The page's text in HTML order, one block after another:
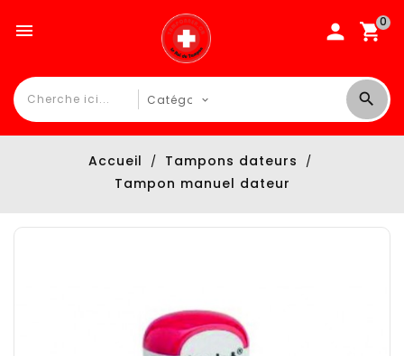
0

Accueil
Tampons dateurs
Tampon manuel dateur